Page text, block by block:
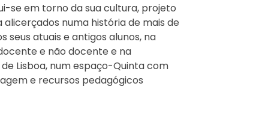
se em torno da sua cultura, projeto
numa história de mais de
seus atuais e antigos alunos, na
e não docente e na
Lisboa, num espaço-Quinta com
e recursos pedagógicos